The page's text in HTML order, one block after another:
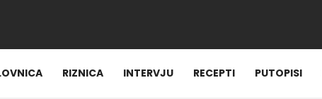
RIZNICA INTERVJU RECEPTI PUTOPISI